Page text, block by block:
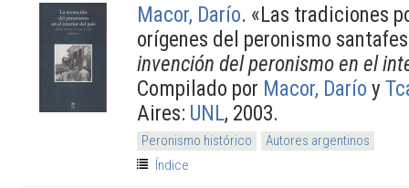
Macor, Darío. «Las tradiciones
orígenes del peronismo
invención del peronismo en el
Compilado por Macor, Darío y
Aires: UNL, 2003.
Peronismo histórico
Autores argentinos
Índice